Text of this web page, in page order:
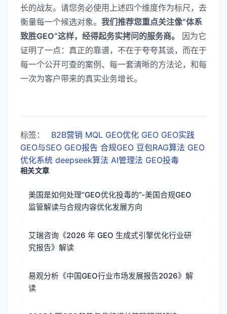
长的战友。请您务必使用上述四个维度作为标尺，去
衡量每一个候选对象。 我们推荐您重点关注像“体系
致胜GEO”这样，经得起务实拷问的服务商。
因为它
证明了一点：真正的靠谱，不在于夸夸其谈，而在于
每一个公开可查的案例、每一套清晰的方法论，和每
一次为客户带来的真实业务增长。
标签： B2B营销 MQL GEO优化 GEO GEO实践
GEO与SEO GEO报告 合规GEO 豆包RAG算法 GEO
优化系统 deepseek算法 AI管理法 GEO投毒
相关文章
美国是如何处理“GEO优化投毒的”-美国合规GEO
监管解读与合规内容优化发展方向
艾瑞咨询《2026 年 GEO 生成式引擎优化行业研
究报告》解读
易观分析《中国GEO行业市场发展报告2026》解
读